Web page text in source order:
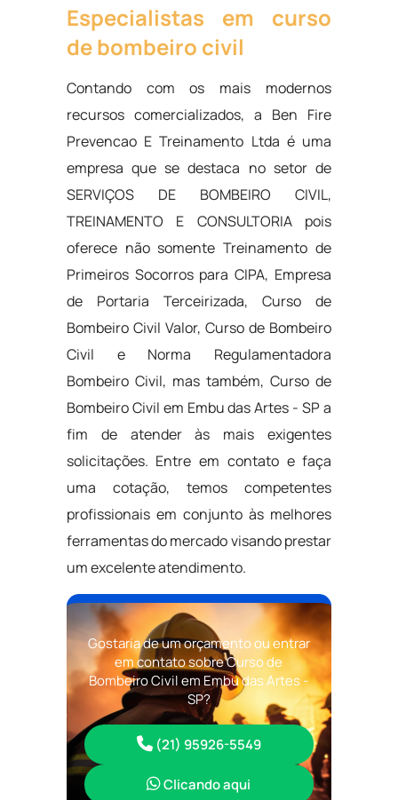
Especialistas em curso
de bombeiro civil
Contando com os mais modernos
recursos comercializados, a Ben Fire
Prevencao E Treinamento Ltda é uma
empresa que se destaca no setor de
SERVIÇOS DE BOMBEIRO CIVIL,
TREINAMENTO E CONSULTORIA pois
oferece não somente Treinamento de
Primeiros Socorros para CIPA, Empresa
de Portaria Terceirizada, Curso de
Bombeiro Civil Valor, Curso de Bombeiro
Civil e Norma Regulamentadora
Bombeiro Civil, mas também, Curso de
Bombeiro Civil em Embu das Artes - SP a
fim de atender às mais exigentes
solicitações. Entre em contato e faça
uma cotação, temos competentes
profissionais em conjunto às melhores
ferramentas do mercado visando prestar
um excelente atendimento.
Gostaria de um orçamento ou entrar
em contato sobre Curso de
Bombeiro Civil em Embu das Artes -
SP?
(21) 95926-5549
Clicando aqui